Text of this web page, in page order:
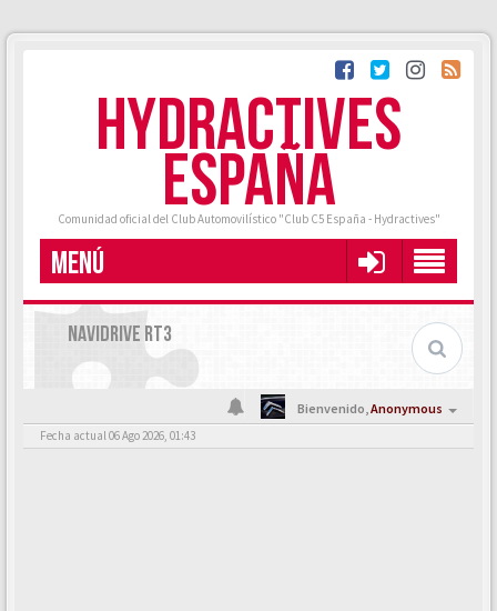
HYDRACTIVES
ESPAÑA
Comunidad oficial del Club Automovilístico "Club C5 España - Hydractives"
MENÚ
NAVIDRIVE RT3
Bienvenido,Anonymous
Fecha actual 06 Ago 2026, 01:43